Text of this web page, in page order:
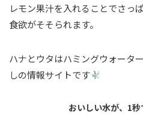
レモン果汁を入れることでさっ
食欲がそそられます。
ハナとウタはハミングウォータ
しの情報サイトです
おいしい水が、1秒